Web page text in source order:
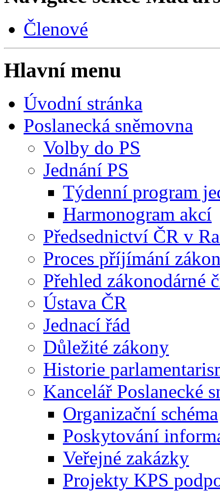
Členové
Hlavní menu
Úvodní stránka
Poslanecká sněmovna
Volby do PS
Jednání PS
Týdenní program
Harmonogram akcí
Předsednictví ČR v
Proces příjímání
Přehled zákonodárné
Ústava ČR
Jednací řád
Důležité zákony
Historie
Kancelář Poslanecké
Organizační schéma
Poskytování
Veřejné zakázky
Projekty KPS